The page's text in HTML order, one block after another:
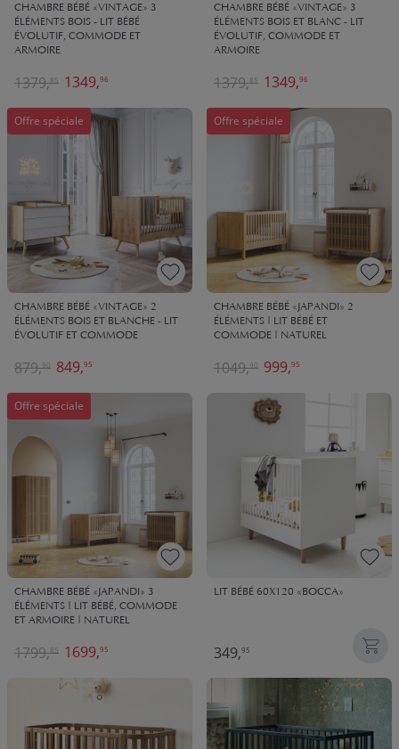
CHAMBRE BÉBÉ «VINTAGE» 3
ÉLÉMENTS BOIS - LIT BÉBÉ
ÉVOLUTIF, COMMODE ET
ARMOIRE
1349,96
1379,85
CHAMBRE BÉBÉ «VINTAGE» 3
ÉLÉMENTS BOIS ET BLANC - LIT
ÉVOLUTIF, COMMODE ET
ARMOIRE
1349,96
1379,85
Offre spéciale
CHAMBRE BÉBÉ «VINTAGE» 2
ÉLÉMENTS BOIS ET BLANCHE - LIT
ÉVOLUTIF ET COMMODE
849,95
879,90
Offre spéciale
CHAMBRE BÉBÉ «JAPANDI» 2
ÉLÉMENTS | LIT BÉBÉ ET
COMMODE | NATUREL
999,95
1049,90
Offre spéciale
CHAMBRE BÉBÉ «JAPANDI» 3
ÉLÉMENTS | LIT BÉBÉ, COMMODE
ET ARMOIRE | NATUREL
1699,95
1799,85
LIT BÉBÉ 60X120 «BOCCA»
349,95